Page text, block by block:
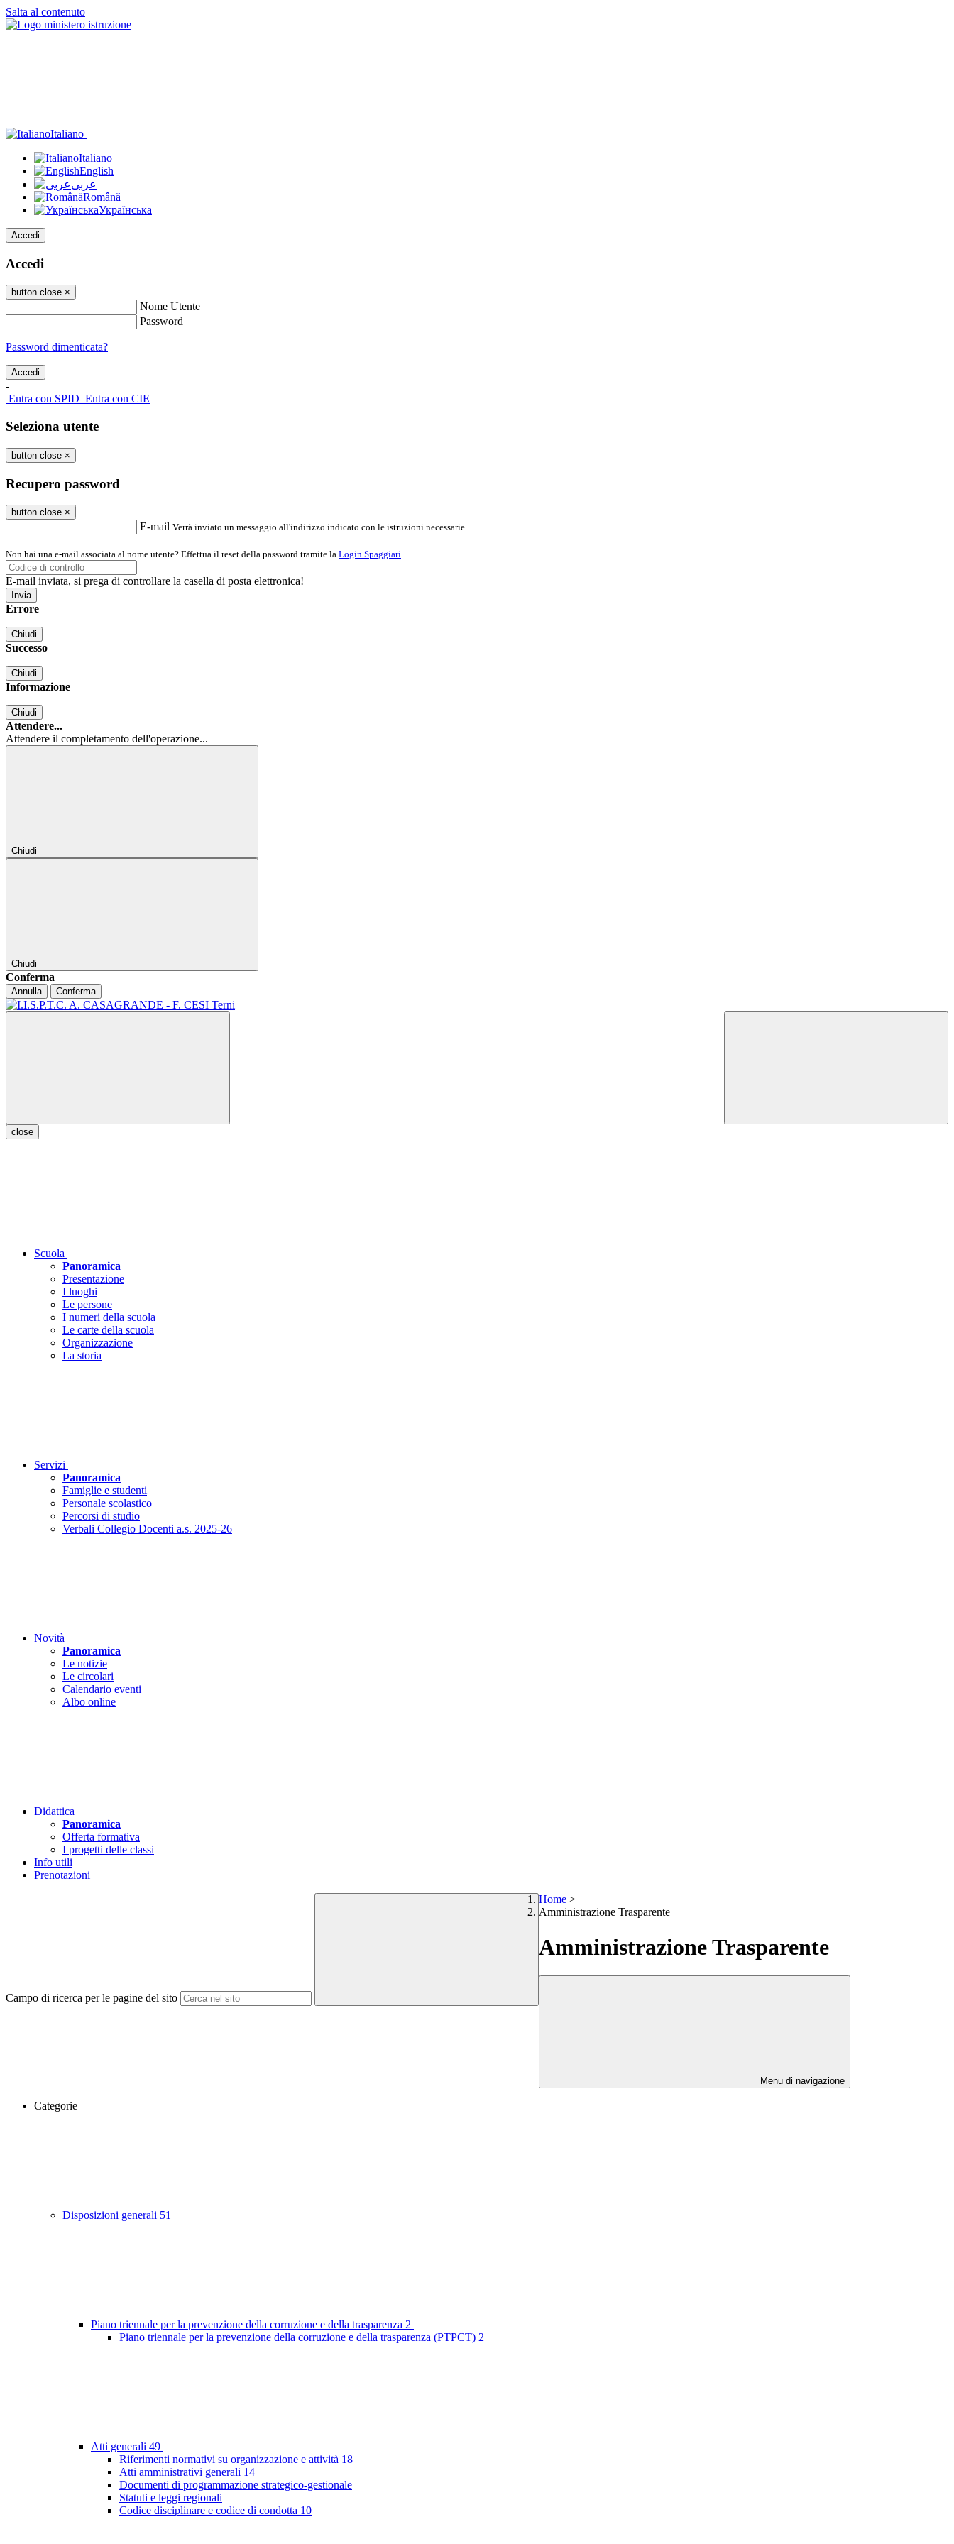
Salta al contenuto
Italiano
Italiano
English
عربى
Română
Українська
Accedi
Accedi
button close ×
Nome Utente
Password
Password dimenticata?
-
Entra con SPID Entra con CIE
Seleziona utente
button close ×
Recupero password
button close ×
E-mail Verrà inviato un messaggio all'indirizzo indicato con le istruzioni necessarie.
Non hai una e-mail associata al nome utente? Effettua il reset della password tramite la Login Spaggiari
E-mail inviata, si prega di controllare la casella di posta elettronica!
Errore
Chiudi
Successo
Chiudi
Informazione
Chiudi
Attendere...
Attendere il completamento dell'operazione...
Chiudi
Chiudi
Conferma
Annulla Conferma
close
Scuola
Panoramica
Presentazione
I luoghi
Le persone
I numeri della scuola
Le carte della scuola
Organizzazione
La storia
Servizi
Panoramica
Famiglie e studenti
Personale scolastico
Percorsi di studio
Verbali Collegio Docenti a.s. 2025-26
Novità
Panoramica
Le notizie
Le circolari
Calendario eventi
Albo online
Didattica
Panoramica
Offerta formativa
I progetti delle classi
Info utili
Prenotazioni
Campo di ricerca per le pagine del sito
Home >
Amministrazione Trasparente
Amministrazione Trasparente
Menu di navigazione
Categorie
Disposizioni generali 51
Piano triennale per la prevenzione della corruzione e della trasparenza 2
Piano triennale per la prevenzione della corruzione e della trasparenza (PTPCT) 2
Atti generali 49
Riferimenti normativi su organizzazione e attività 18
Atti amministrativi generali 14
Documenti di programmazione strategico-gestionale
Statuti e leggi regionali
Codice disciplinare e codice di condotta 10